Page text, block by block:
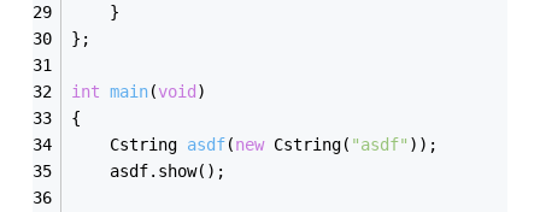
	}
};
int main(void )
{
Cstring asdf(new Cstring( "asdf" ) ) ;
    asdf.show();